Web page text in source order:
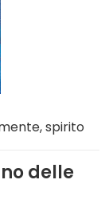
spirito
delle